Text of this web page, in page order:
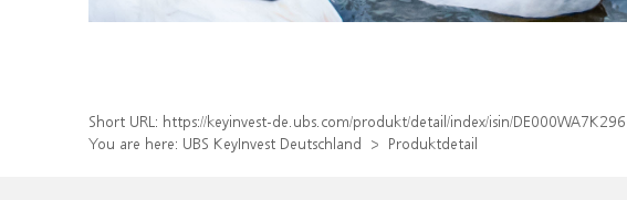
Short URL: https://keyinvest-de.ubs.com/produkt/detail/index/isin/DE000WA7K296
You are here: UBS KeyInvest Deutschland Produktdetail